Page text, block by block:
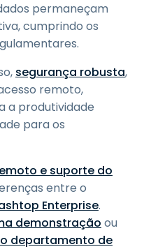
permaneçam
cumprindo os
segurança robusta,
remoto,
a produtividade
para os
e suporte do
entre o
Enterprise.
demonstração ou
departamento de